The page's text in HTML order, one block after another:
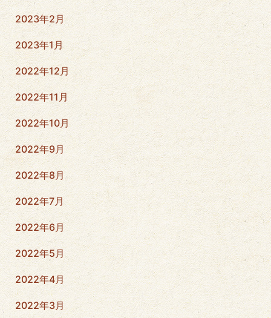
2023年2月
2023年1月
2022年12月
2022年11月
2022年10月
2022年9月
2022年8月
2022年7月
2022年6月
2022年5月
2022年4月
2022年3月